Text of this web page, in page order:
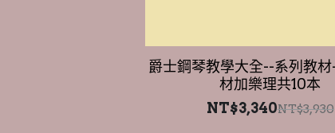
材加樂理共10本
NT$3,340NT$3,930